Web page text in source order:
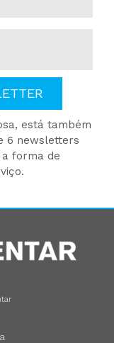
está também
6 newsletters
forma de